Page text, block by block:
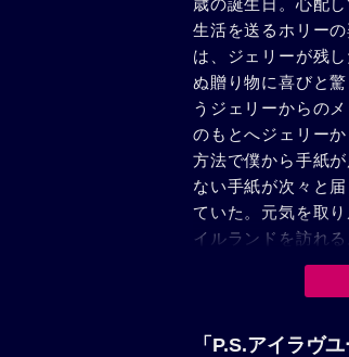
歳の誕生日。心配
生活を送るホリー
は、ジェリーが残
ぬ贈り物に喜びと
うジェリーからの
のもとへジェリー
方法で僕から手紙
ない手紙が次々と
ていた。元気を取
イルランドを訪れ
合ったウィリアム
したとたん、店を
トリシアにぶつけ
「P.S.アイラヴ